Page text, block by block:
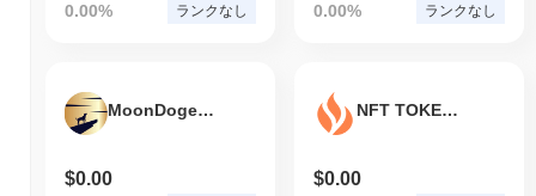
0.00% ランクなし 0.00% ランクなし
MoonDoge Coin
$0.00
NFT TOKEN PILOT
$0.00